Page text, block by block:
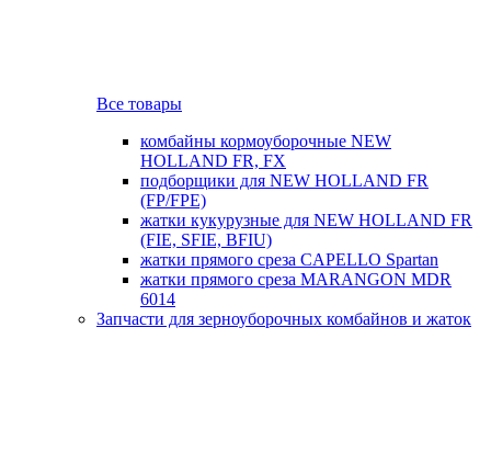
Все товары
комбайны кормоуборочные NEW
HOLLAND FR, FX
подборщики для NEW HOLLAND FR
(FP/FPE)
жатки кукурузные для NEW HOLLAND FR
(FIE, SFIE, BFIU)
жатки прямого среза CAPELLO Spartan
жатки прямого среза MARANGON MDR
6014
Запчасти для зерноуборочных комбайнов и жаток